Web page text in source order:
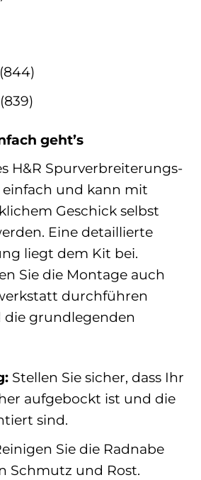
geht’s
H&R Spurverbreiterungs-
und kann mit
Geschick selbst
Eine detaillierte
liegt dem Kit bei.
Sie die Montage auch
durchführen
die grundlegenden
Stellen Sie sicher, dass Ihr
aufgebockt ist und die
sind.
Sie die Radnabe
Schmutz und Rost.